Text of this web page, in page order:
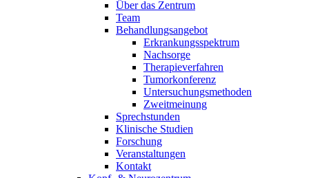
Über das Zentrum
Team
Behandlungsangebot
Erkrankungsspektrum
Nachsorge
Therapieverfahren
Tumorkonferenz
Untersuchungsmethoden
Zweitmeinung
Sprechstunden
Klinische Studien
Forschung
Veranstaltungen
Kontakt